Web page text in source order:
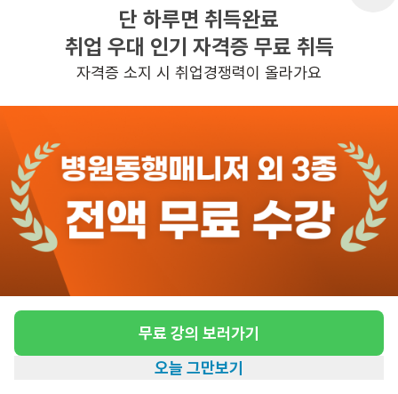
반경 3KM 이내의 일자리 확인하기
단 하루면 취득완료
취업 우대 인기 자격증 무료 취득
자격증 소지 시 취업경쟁력이 올라가요
무료 강의 보러가기
오늘 그만보기